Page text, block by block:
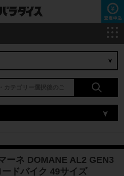
ネ DOMANE AL2 GEN3
ドバイク 49サイズ